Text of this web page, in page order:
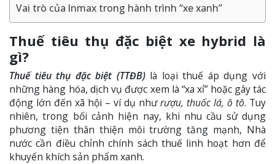
Vai trò của Inmax trong hành trình “xe xanh”
Thuế tiêu thụ đặc biệt xe hybrid là
gì?
Thuế tiêu thụ đặc biệt (TTĐB)là loại thuế áp dụng với
những hàng hóa, dịch vụ được xem là “xa xỉ” hoặc gây tác
động lớn đến xã hội – ví dụ nhưrượu, thuốc lá, ô tô. Tuy
nhiên, trong bối cảnh hiện nay, khi nhu cầu sử dụng
phương tiện thân thiện môi trường tăng mạnh, Nhà
nước cần điều chỉnh chính sách thuế linh hoạt hơn để
khuyến khích sản phẩm xanh.